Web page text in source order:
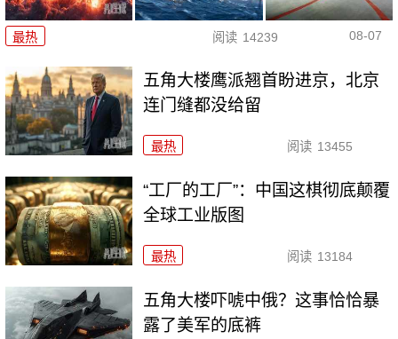
最热 阅读 14239 08-07
五角大楼鹰派翘首盼进京，北京
连门缝都没给留
最热 阅读 13455
“工厂的工厂”：中国这棋彻底颠覆
全球工业版图
最热 阅读 13184
五角大楼吓唬中俄？这事恰恰暴
露了美军的底裤